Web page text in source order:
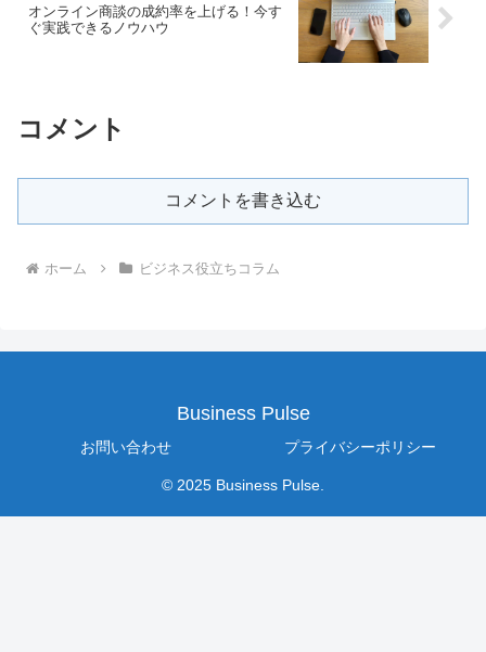
オンライン商談の成約率を上げる！今す
ぐ実践できるノウハウ
コメント
コメントを書き込む
ホーム ビジネス役立ちコラム
Business Pulse
お問い合わせ プライバシーポリシー
© 2025 Business Pulse.